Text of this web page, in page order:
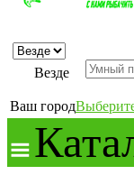
Везде
Ваш город